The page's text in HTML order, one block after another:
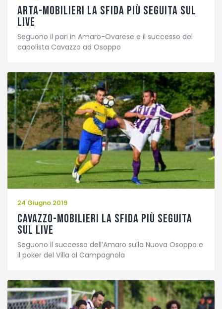
ARTA-MOBILIERI LA SFIDA PIÙ SEGUITA SUL
LIVE
Seguono il pari in Amaro-Ovarese e il successo del
capolista Cavazzo ad Osoppo
24 Giugno 2019
CAVAZZO-MOBILIERI LA SFIDA PIÙ SEGUITA
SUL LIVE
Seguono il successo dell’Amaro sulla Nuova Osoppo e
il poker del Villa al Campagnola